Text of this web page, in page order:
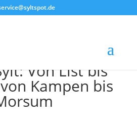
Von List bis
Kampen bis